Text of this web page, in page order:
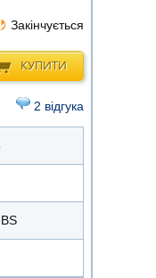
Закінчується
КУПИТИ
2 відгука